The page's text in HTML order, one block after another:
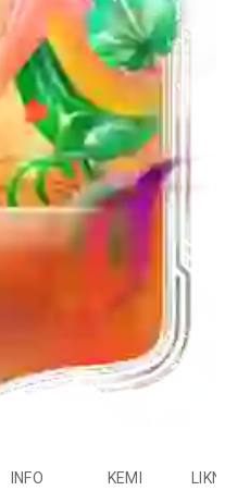
INFO KEMI